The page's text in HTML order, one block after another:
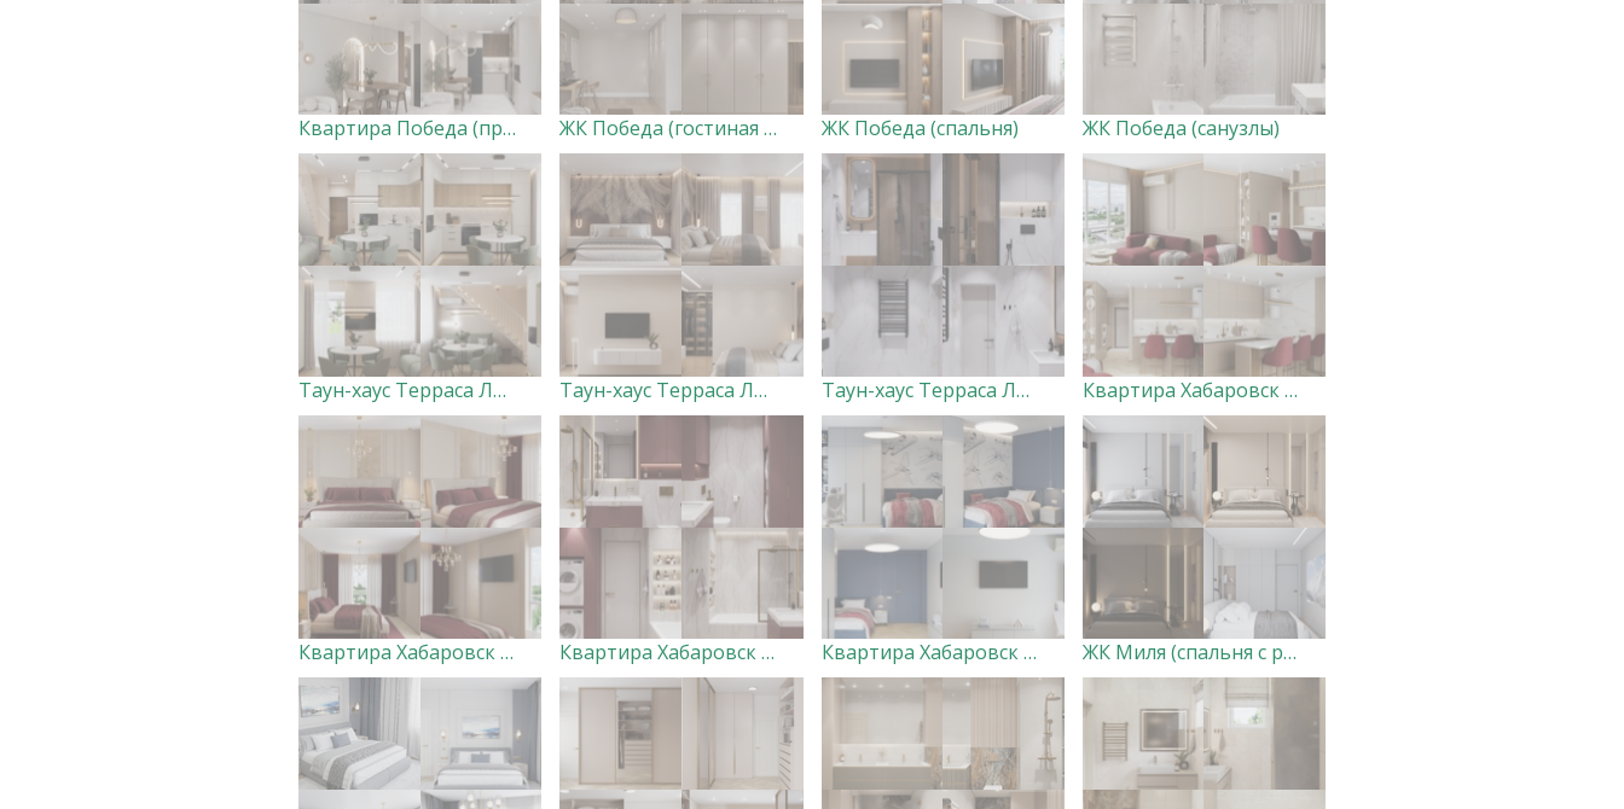
Квартира Победа (прихожая, кухня-гостиная) ВАРИАНТ 1 ЖК Победа (гостиная с лоджией) ЖК Победа (спальня) ЖК Победа (санузлы)
Таун-хаус Терраса Лофт 1 этаж Таун-хаус Терраса Лофт 2 этаж Таун-хаус Терраса Лофт Санузлы Квартира Хабаровск (кухня-гостиная и холл)
Квартира Хабаровск (мастер-спальня с санузлом и гардеробной) Квартира Хабаровск (санузел) Квартира Хабаровск (детская для мальчика) ЖК Миля (спальня с разными сценариями освещения)